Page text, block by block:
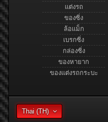
แต่งรถ
ของซิ่ง
ล้อแม็ก
เบรกซิ่ง
กล่องซิ่ง
ของหายาก
ของแต่งรถกระบะ
Thai (TH)